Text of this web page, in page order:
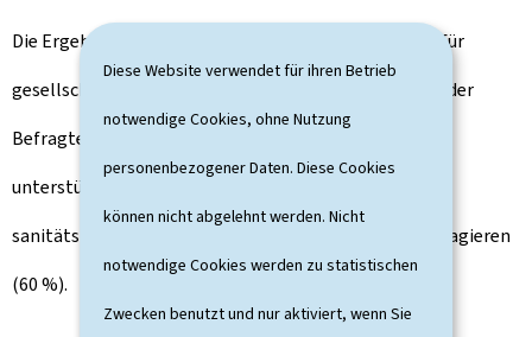
Diese Website verwendet für ihren Betrieb
notwendige Cookies, ohne Nutzung
personenbezogener Daten. Diese Cookies
können nicht abgelehnt werden. Nicht
notwendige Cookies werden zu statistischen
Zwecken benutzt und nur aktiviert, wenn Sie
Die Ergebnisse belegen zudem ein starkes Potenzial für
gesellschaftliches Engagement. Eine große Mehrheit der
Befragten (86 %) erklärt sich bereit, Nachbarn zu
unterstützen oder sich im Rahmen einer zivilen,
sanitätsbezogenen oder militärischen Reserve zu engagieren
(60 %).